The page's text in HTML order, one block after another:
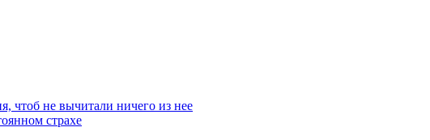
чтоб не вычитали ничего из нее
страхе